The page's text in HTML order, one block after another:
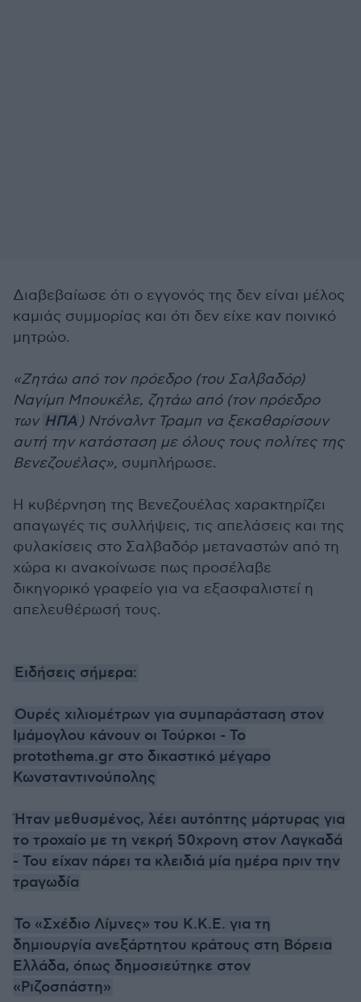
Διαβεβαίωσε ότι ο εγγονός της δεν είναι μέλος
καμιάς συμμορίας και ότι δεν είχε καν ποινικό
μητρώο.
«Ζητάω από τον πρόεδρο (του Σαλβαδόρ)
Ναγίμπ Μπουκέλε, ζητάω από (τον πρόεδρο
των ΗΠΑ ) Ντόναλντ Τραμπ να ξεκαθαρίσουν
αυτή την κατάσταση με όλους τους πολίτες της
Βενεζουέλας», συμπλήρωσε.
Η κυβέρνηση της Βενεζουέλας χαρακτηρίζει
απαγωγές τις συλλήψεις, τις απελάσεις και της
φυλακίσεις στο Σαλβαδόρ μεταναστών από τη
χώρα κι ανακοίνωσε πως προσέλαβε
δικηγορικό γραφείο για να εξασφαλιστεί η
απελευθέρωσή τους.
Ειδήσεις σήμερα:
Ουρές χιλιομέτρων για συμπαράσταση στον
Ιμάμογλου κάνουν οι Τούρκοι - To
protothema.gr στο δικαστικό μέγαρο
Κωνσταντινούπολης
Ήταν μεθυσμένος, λέει αυτόπτης μάρτυρας για
το τροχαίο με τη νεκρή 50χρονη στον Λαγκαδά
- Του είχαν πάρει τα κλειδιά μία ημέρα πριν την
τραγωδία
Το «Σχέδιο Λίμνες» του Κ.Κ.Ε. για τη
δημιουργία ανεξάρτητου κράτους στη Βόρεια
Ελλάδα, όπως δημοσιεύτηκε στον
«Ριζοσπάστη»